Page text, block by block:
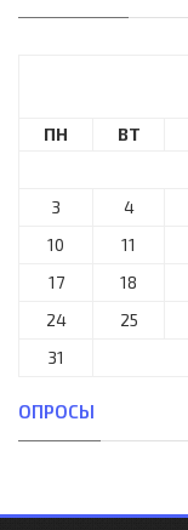
ПН ВТ
3
4
10
11
17
18
24
25
31
ОПРОСЫ